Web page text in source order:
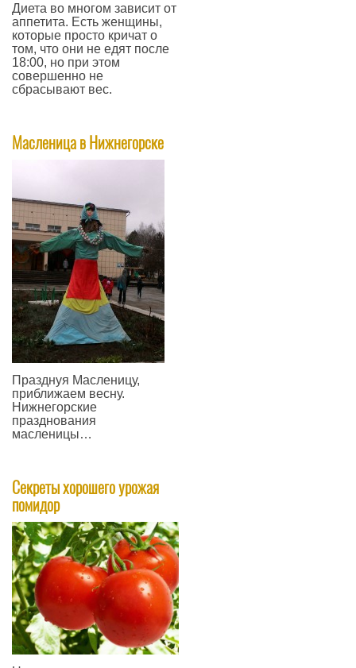
Диета во многом зависит от
аппетита. Есть женщины,
которые просто кричат о
том, что они не едят после
18:00, но при этом
совершенно не
сбрасывают вес.
Масленица в Нижнегорске
Празднуя Масленицу,
приближаем весну.
Нижнегорские
празднования
масленицы…
Секреты хорошего урожая
помидор